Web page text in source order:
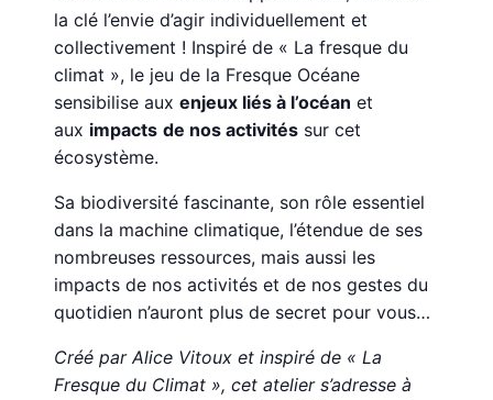
la clé l’envie d’agir individuellement et
collectivement ! Inspiré de « La fresque du
climat », le jeu de la Fresque Océane
sensibilise auxenjeux liés à l’océan et
aux impacts de nos activités sur cet
écosystème.
Sa biodiversité fascinante, son rôle essentiel
dans la machine climatique, l’étendue de ses
nombreuses ressources, mais aussi les
impacts de nos activités et de nos gestes du
quotidien n’auront plus de secret pour vous…
Créé par Alice Vitoux et inspiré de « La
Fresque du Climat », cet atelier s’adresse à